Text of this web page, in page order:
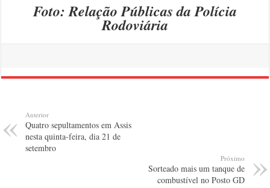
Foto: Relação Públicas da Polícia
Rodoviária
Anterior
Quatro sepultamentos em Assis
nesta quinta-feira, dia 21 de
setembro
Próximo
Sorteado mais um tanque de
combustível no Posto GD